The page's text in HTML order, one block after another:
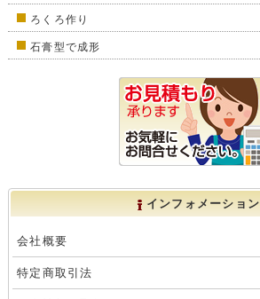
ろくろ作り
石膏型で成形
インフォメーション
会社概要
特定商取引法